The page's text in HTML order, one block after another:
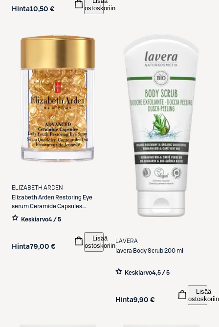
Hinta10,50 €
ostoskoriin
ELIZABETH ARDEN
Elizabeth Arden Restoring Eye
serum Ceramide Capsules
silmänympärysseerumikapselit
Keskiarvo4 / 5
Hinta79,00 €
Lisää
ostoskoriin
LAVERA
lavera Body Scrub 200 ml
Keskiarvo4,5 / 5
Hinta9,90 €
Lisää
ostoskoriin